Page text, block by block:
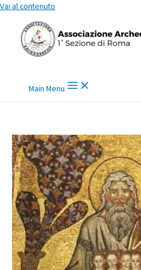
Vai al contenuto
Main Menu